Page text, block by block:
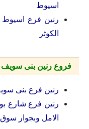
اسيوط
رنين فرع اسيوط
الكوثر
فروع رنين بنى سويف
رنين فرع بنى
الامل وبجوار